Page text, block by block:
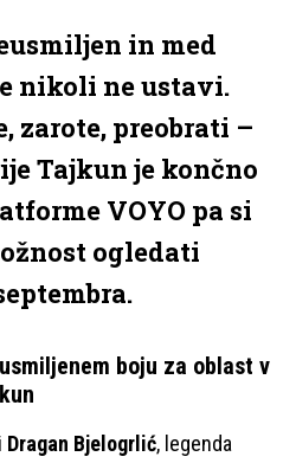
in med
nikoli ne ustavi.
zarote, preobrati –
Tajkun je končno
VOYO pa si
ogledati
boju za oblast v
Dragan Bjelogrlić, legenda